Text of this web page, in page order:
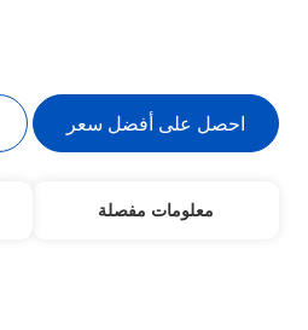
احصل على أفضل سعر
معلومات مفصلة